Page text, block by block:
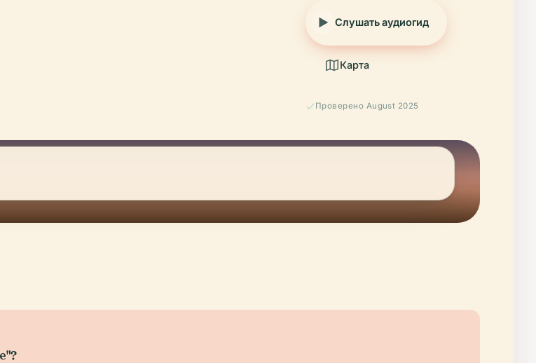
Слушать аудиогид
Карта
Проверено August 2025